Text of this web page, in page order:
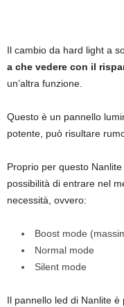
Il cambio da hard light a
a che vedere con il
un’altra funzione.
Questo è un pannello
potente, può risultare
Proprio per questo
possibilità di entrare nel
necessità, ovvero:
Boost mode
Normal mode
Silent mode
Il pannello led di Nanlite è